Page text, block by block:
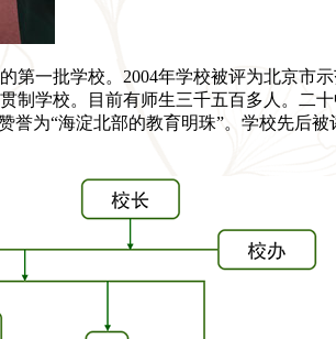
第一批学校。2004年学校被评为北京
制学校。目前有师生三千五百多人。二
誉为“海淀北部的教育明珠”。学校先后